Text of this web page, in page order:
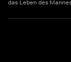
das Leben des